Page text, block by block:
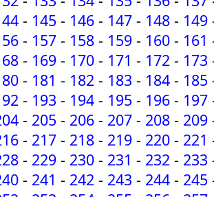
- 145 - 146 - 147 - 148 - 149
- 157 - 158 - 159 - 160 - 161
- 169 - 170 - 171 - 172 - 173
- 181 - 182 - 183 - 184 - 185
- 193 - 194 - 195 - 196 - 197
- 205 - 206 - 207 - 208 - 209
- 217 - 218 - 219 - 220 - 221
- 229 - 230 - 231 - 232 - 233
- 241 - 242 - 243 - 244 - 245